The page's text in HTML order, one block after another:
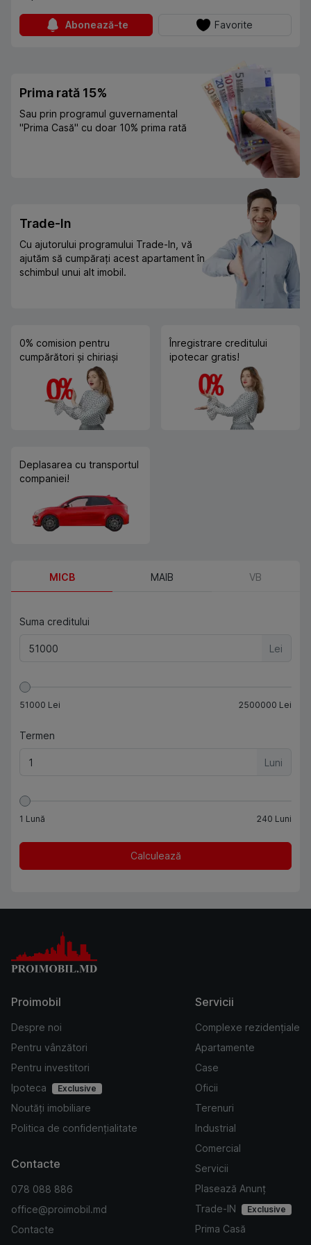
Abonează-te Favorite
Prima rată 15%
Sau prin programul guvernamental
"Prima Casă" cu doar 10% prima rată
Trade-In
Cu ajutorului programului Trade-In, vă
ajutăm să cumpărați acest apartament în
schimbul unui alt imobil.
0% comision pentru
cumpărători și chiriași
Înregistrare creditului
ipotecar gratis!
Deplasarea cu transportul
companiei!
MICB MAIB VB
Suma creditului
Lei
51000 Lei 2500000 Lei
Termen
Luni
1 Lună 240 Luni
Calculează
Proimobil
Despre noi
Pentru vânzători
Pentru investitori
Ipoteca
Exclusive
Noutăți imobiliare
Politica de confidențialitate
Servicii
Complexe rezidențiale
Apartamente
Case
Oficii
Terenuri
Industrial
Comercial
Servicii
Plasează Anunț
Trade-IN
Exclusive
Prima Casă
Contacte
078 088 886
office@proimobil.md
Contacte